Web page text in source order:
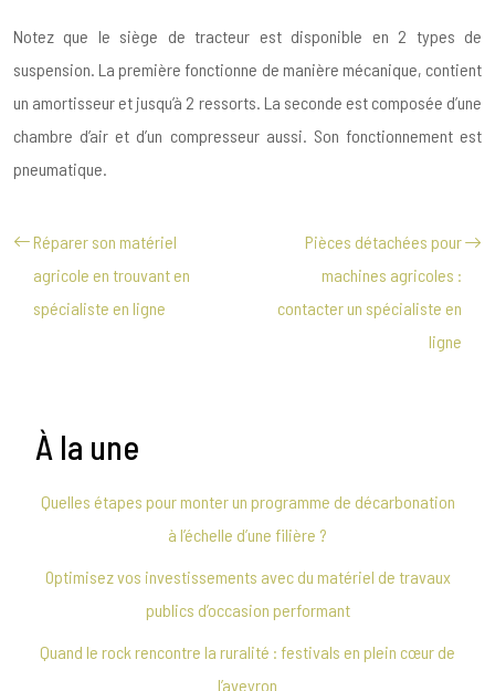
Notez que le siège de tracteur est disponible en 2 types de
suspension. La première fonctionne de manière mécanique, contient
un amortisseur et jusqu’à 2 ressorts. La seconde est composée d’une
chambre d’air et d’un compresseur aussi. Son fonctionnement est
pneumatique.
Réparer son matériel
agricole en trouvant en
spécialiste en ligne
Pièces détachées pour
machines agricoles :
contacter un spécialiste en
ligne
À la une
Quelles étapes pour monter un programme de décarbonation
à l’échelle d’une filière ?
Optimisez vos investissements avec du matériel de travaux
publics d’occasion performant
Quand le rock rencontre la ruralité : festivals en plein cœur de
l’aveyron